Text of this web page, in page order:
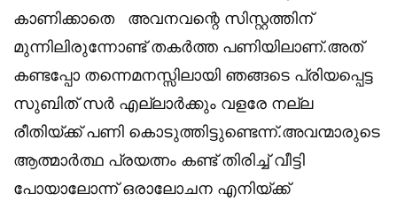
കാണിക്കാതെ അവനവന്റെ സിസ്റ്റത്തിന്
മുന്നിലിരുന്നോണ്ട് തകർത്ത പണിയിലാണ്.അത്
കണ്ടപ്പോ തന്നെമനസ്സിലായി ഞങ്ങടെ പ്രിയപ്പെട്ട
സുബിത് സർ എല്ലാർക്കും വളരേ നല്ല
രീതിയ്ക്ക് പണി കൊടുത്തിട്ടുണ്ടെന്ന്.അവന്മാരുടെ
ആത്മാർത്ഥ പ്രയത്നം കണ്ട് തിരിച്ച് വീട്ടി
പോയാലോന്ന് ഒരാലോചന എനിയ്ക്ക്